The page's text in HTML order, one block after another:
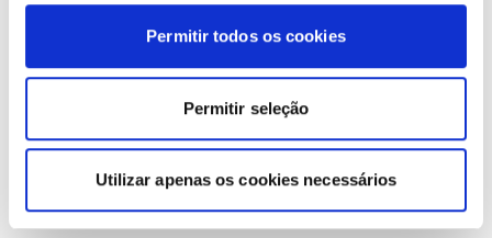
Permitir todos os cookies
Permitir seleção
Utilizar apenas os cookies necessários